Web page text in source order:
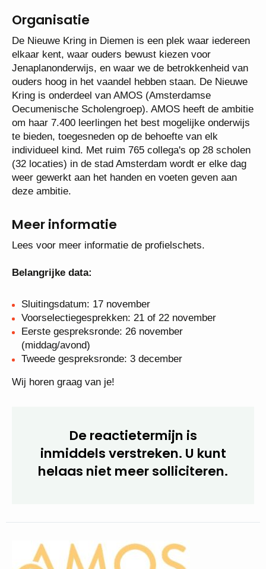
conform de cao po.
Organisatie
De Nieuwe Kring in Diemen is een plek waar
iedereen elkaar kent, waar ouders bewust kiezen
voor Jenaplanonderwijs, en waar we de
betrokkenheid van ouders hoog in het vaandel
hebben staan. De Nieuwe Kring is onderdeel van
AMOS (Amsterdamse Oecumenische
Scholengroep). AMOS heeft de ambitie om haar
7.400 leerlingen het best mogelijke onderwijs te
bieden, toegesneden op de behoefte van elk
individueel kind. Met ruim 765 collega's op 28
elke dag weer gewerkt aan het handen en voeten
geven aan deze ambitie.
Meer informatie
Belangrijke data:
Sluitingsdatum: 17 november
Voorselectiegesprekken: 21 of 22 november
(middag/avond)
De reactietermijn is